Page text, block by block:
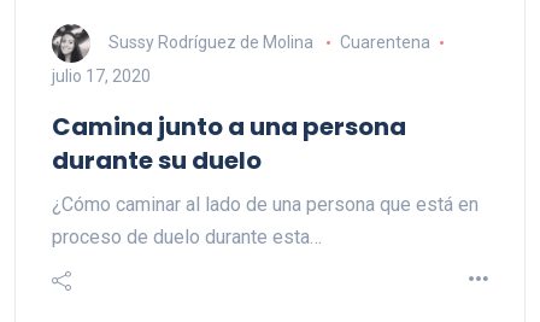
Sussy Rodríguez de Molina
Cuarentena
julio 17, 2020
Camina junto a una persona
durante su duelo
¿Cómo caminar al lado de una persona que está en
proceso de duelo durante esta…